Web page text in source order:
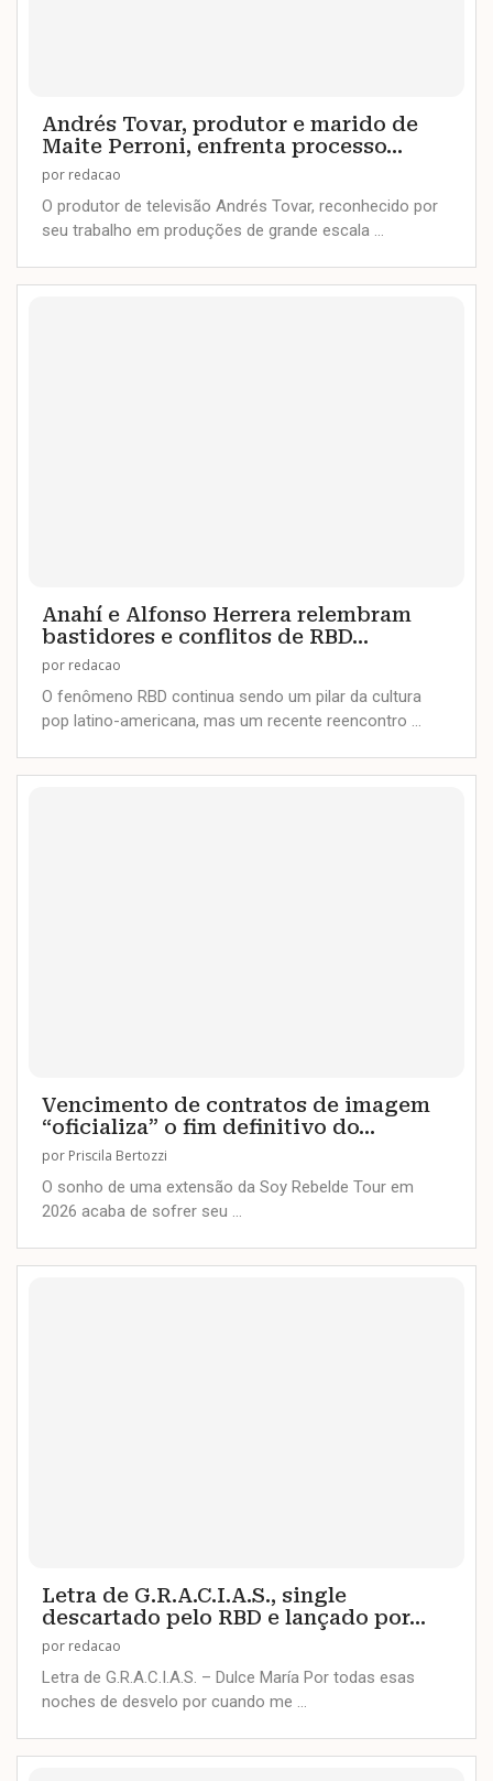
Andrés Tovar, produtor e marido de
Maite Perroni, enfrenta processo...
por redacao
O produtor de televisão Andrés Tovar, reconhecido por
seu trabalho em produções de grande escala …
Anahí e Alfonso Herrera relembram
bastidores e conflitos de RBD...
por redacao
O fenômeno RBD continua sendo um pilar da cultura
pop latino-americana, mas um recente reencontro …
Vencimento de contratos de imagem
“oficializa” o fim definitivo do...
por Priscila Bertozzi
O sonho de uma extensão da Soy Rebelde Tour em
2026 acaba de sofrer seu …
Letra de G.R.A.C.I.A.S., single
descartado pelo RBD e lançado por...
por redacao
Letra de G.R.A.C.I.A.S. – Dulce María Por todas esas
noches de desvelo por cuando me …